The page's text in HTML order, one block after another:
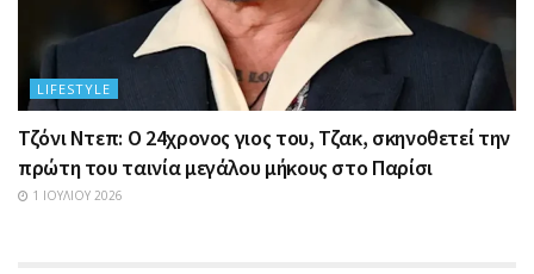
LIFESTYLE
Τζόνι Ντεπ: Ο 24χρονος γιος του, Τζακ, σκηνοθετεί την
πρώτη του ταινία μεγάλου μήκους στο Παρίσι
1 ΙΟΥΛΊΟΥ 2026